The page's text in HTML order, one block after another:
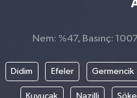
Nem: %47, Basınç:
Didim Efeler Germencik
Kuyucak Nazilli Söke